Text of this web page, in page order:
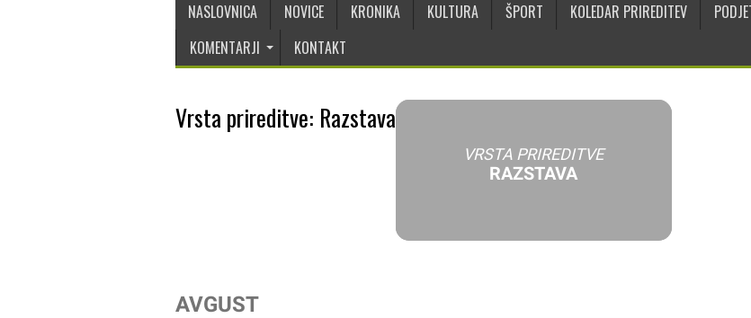
NASLOVNICA NOVICE KRONIKA KULTURA ŠPORT KOLEDAR PRIREDITEV
KOMENTARJI
KONTAKT
Vrsta prireditve: Razstava
VRSTA PRIREDITVE
RAZSTAVA
AVGUST